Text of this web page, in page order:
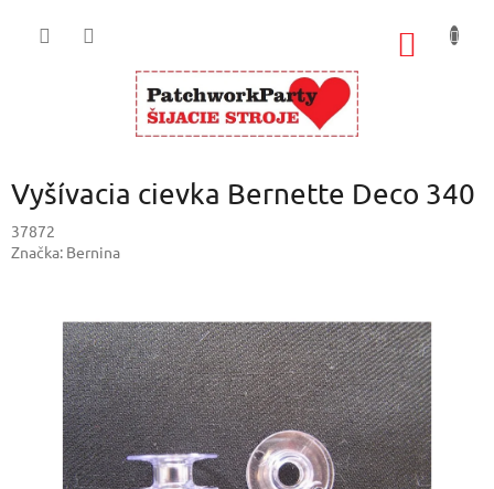
Vyšívacia cievka Bernette Deco 340
37872
Značka: Bernina